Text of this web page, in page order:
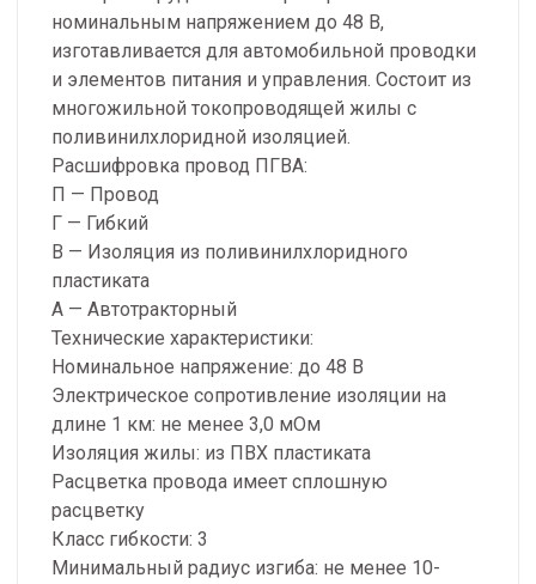
номинальным напряжением до 48 В,
изготавливается для автомобильной проводки
и элементов питания и управления. Состоит из
многожильной токопроводящей жилы с
поливинилхлоридной изоляцией.
Расшифровка провод ПГВА:
П — Провод
Г — Гибкий
В — Изоляция из поливинилхлоридного
пластиката
А — Автотракторный
Технические характеристики:
Номинальное напряжение: до 48 В
Электрическое сопротивление изоляции на
длине 1 км: не менее 3,0 мОм
Изоляция жилы: из ПВХ пластиката
Расцветка провода имеет сплошную
расцветку
Класс гибкости: 3
Минимальный радиус изгиба: не менее 10-